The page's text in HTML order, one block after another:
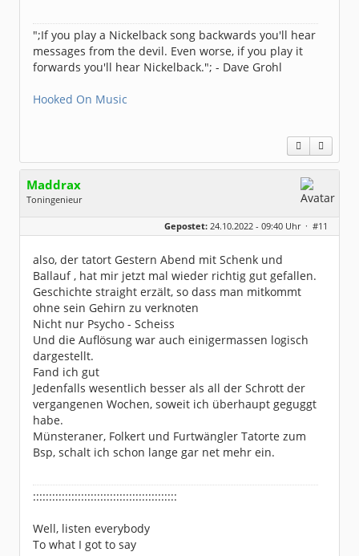
";If you play a Nickelback song backwards you'll hear
messages from the devil. Even worse, if you play it
forwards you'll hear Nickelback."; - Dave Grohl
Hooked On Music
Maddrax
Toningenieur
Geschlecht:
keine Angabe
Beiträge:
5930
Gepostet: 24.10.2022 - 09:40 Uhr · #11
also, der tatort Gestern Abend mit Schenk und
Ballauf , hat mir jetzt mal wieder richtig gut gefallen.
Geschichte straight erzält, so dass man mitkommt
ohne sein Gehirn zu verknoten
Nicht nur Psycho - Scheiss
Und die Auflösung war auch einigermassen logisch
dargestellt.
Fand ich gut
Jedenfalls wesentlich besser als all der Schrott der
vergangenen Wochen, soweit ich überhaupt geguggt
habe.
Münsteraner, Folkert und Furtwängler Tatorte zum
Bsp, schalt ich schon lange gar net mehr ein.
:::::::::::::::::::::::::::::::::::::::::::::
Well, listen everybody
To what I got to say